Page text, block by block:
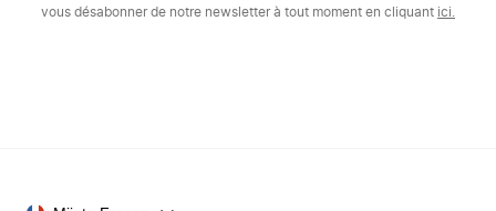
vous désabonner de notre newsletter à tout moment en cliquant ici.